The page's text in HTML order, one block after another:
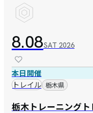
8.08SAT 2026
本日開催
トレイル 栃木県
栃木トレーニング